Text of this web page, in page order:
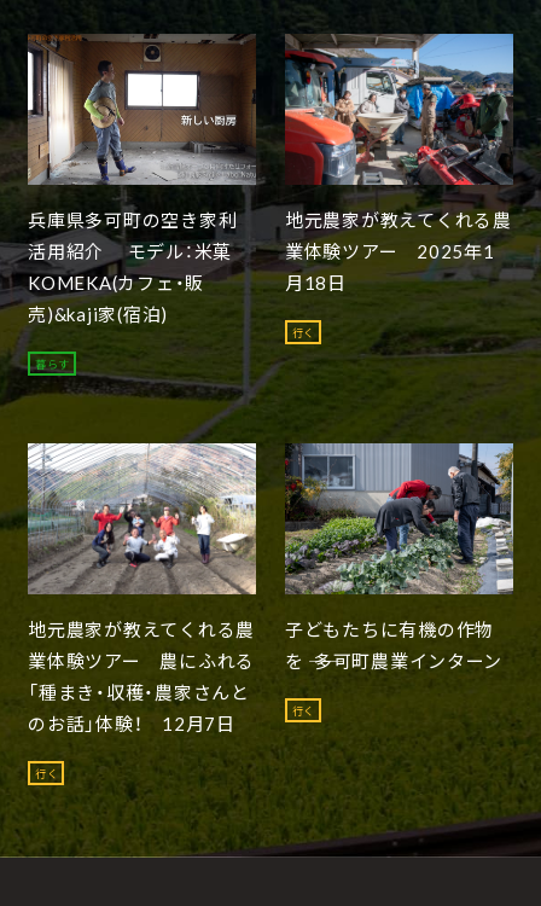
兵庫県多可町の空き家利
活用紹介 モデル：米菓
KOMEKA(カフェ・販
売)&kaji家(宿泊)
暮らす
地元農家が教えてくれる農
業体験ツアー 2025年1
月18日
行く
地元農家が教えてくれる農
業体験ツアー 農にふれる
「種まき・収穫・農家さんと
のお話」体験！ 12月7日
行く
子どもたちに有機の作物
を ―― 多可町農業インターン
行く